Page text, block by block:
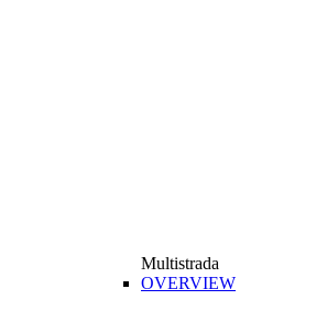
Multistrada
OVERVIEW